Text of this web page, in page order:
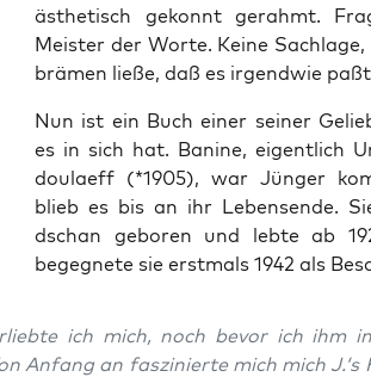
ästhe­tisch gekonnt gerahmt.
Meis­ter der Wor­te. Kei­ne
brä­men lie­ße, daß es irgend­wie
Nun ist ein Buch einer sei­ner
es in sich hat. Bani­ne, eigent­lich
doulaeff (*1905), war Jün­ger
blieb es bis an ihr Lebens­en­de.
dschan gebo­ren und leb­te ab
begeg­ne­te sie erst­mals 1942 als
ich mich, noch bevor ich ihm
Anfang an fas­zi­nier­te mich mich J.‘s